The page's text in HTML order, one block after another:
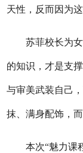
天性，反而因为
苏菲校长为女
的知识，才是支
与审美武装自己
抹、满身配饰，
本次“魅力课程